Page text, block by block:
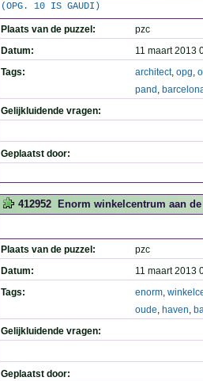
(OPG. 10 IS GAUDI)
Plaats van de puzzel:
pzc
Datum:
11 maart 2013
Tags:
architect, opg,
pand ,
Gelijkluidende vragen:
Geplaatst door:
412952 Enorm winkelcentrum aan
Plaats van de puzzel:
pzc
Datum:
11 maart 2013
Tags:
enorm,
oude, haven,
Gelijkluidende vragen:
Geplaatst door: